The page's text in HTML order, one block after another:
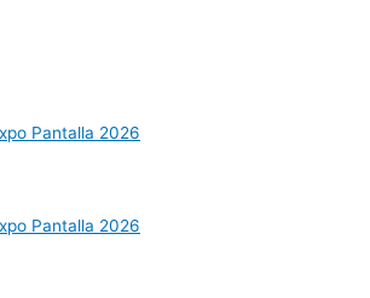
Pantalla 2026
Pantalla 2026